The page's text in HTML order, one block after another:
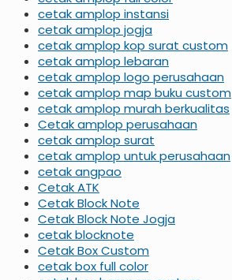
cetak amplop instansi
cetak amplop jogja
cetak amplop kop surat custom
cetak amplop lebaran
cetak amplop logo perusahaan
cetak amplop map buku custom
cetak amplop murah berkualitas
Cetak amplop perusahaan
cetak amplop surat
cetak amplop untuk perusahaan
cetak angpao
Cetak ATK
Cetak Block Note
Cetak Block Note Jogja
cetak blocknote
Cetak Box Custom
cetak box full color